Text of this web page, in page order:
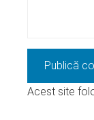
Acest site